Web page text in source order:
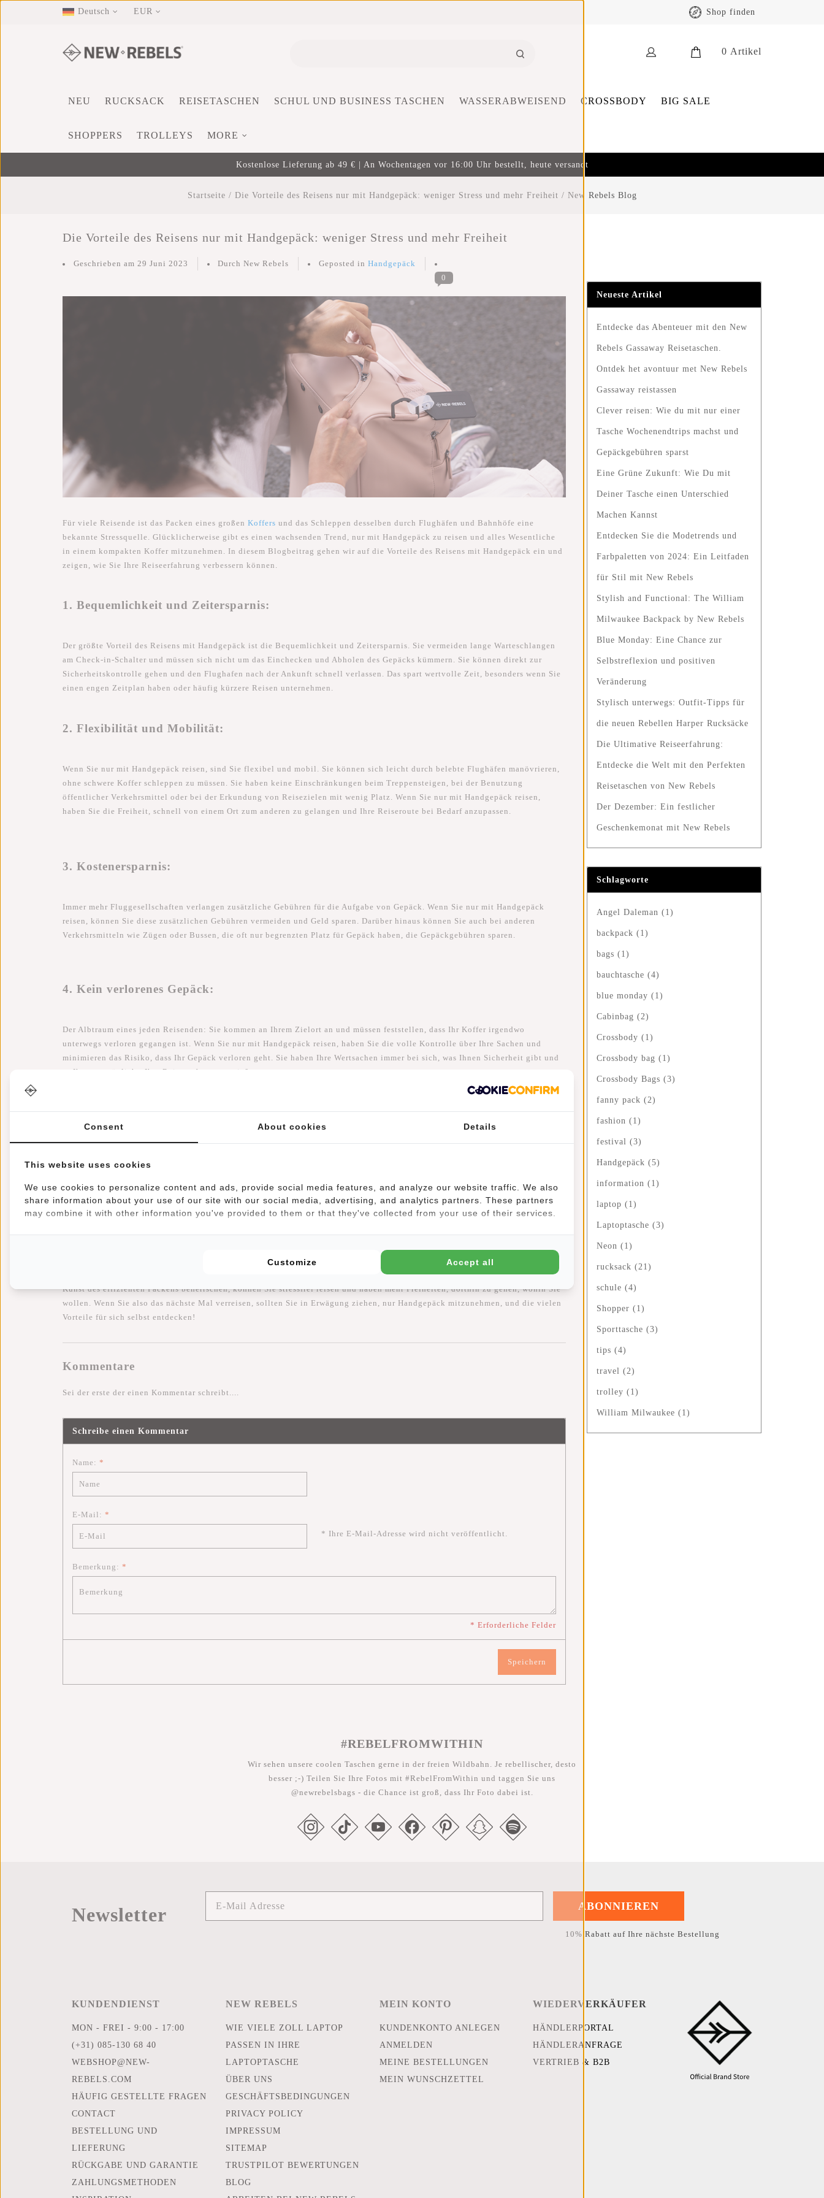
Deutsch EUR Shop finden
0 Artikel
NEU RUCKSACK REISETASCHEN SCHUL UND BUSINESS TASCHEN WASSERABWEISEND CROSSBODY BIG SALE
SHOPPERS TROLLEYS MORE
Kostenlose Lieferung ab 49 € | An Wochentagen vor 16:00 Uhr bestellt, heute versandt
Startseite / Die Vorteile des Reisens nur mit Handgepäck: weniger Stress und mehr Freiheit / New Rebels Blog
Die Vorteile des Reisens nur mit Handgepäck: weniger Stress und mehr Freiheit
Geschrieben am 29 Juni 2023 Durch New Rebels Geposted in Handgepäck
0
Für viele Reisende ist das Packen eines großen Koffers und das Schleppen desselben durch Flughäfen und Bahnhöfe eine
bekannte Stressquelle. Glücklicherweise gibt es einen wachsenden Trend, nur mit Handgepäck zu reisen und alles Wesentliche
in einem kompakten Koffer mitzunehmen. In diesem Blogbeitrag gehen wir auf die Vorteile des Reisens mit Handgepäck ein und
zeigen, wie Sie Ihre Reiseerfahrung verbessern können.
1. Bequemlichkeit und Zeitersparnis:
Der größte Vorteil des Reisens mit Handgepäck ist die Bequemlichkeit und Zeitersparnis. Sie vermeiden lange Warteschlangen
am Check-in-Schalter und müssen sich nicht um das Einchecken und Abholen des Gepäcks kümmern. Sie können direkt zur
Sicherheitskontrolle gehen und den Flughafen nach der Ankunft schnell verlassen. Das spart wertvolle Zeit, besonders wenn Sie
einen engen Zeitplan haben oder häufig kürzere Reisen unternehmen.
2. Flexibilität und Mobilität:
Wenn Sie nur mit Handgepäck reisen, sind Sie flexibel und mobil. Sie können sich leicht durch belebte Flughäfen manövrieren,
ohne schwere Koffer schleppen zu müssen. Sie haben keine Einschränkungen beim Treppensteigen, bei der Benutzung
öffentlicher Verkehrsmittel oder bei der Erkundung von Reisezielen mit wenig Platz. Wenn Sie nur mit Handgepäck reisen,
haben Sie die Freiheit, schnell von einem Ort zum anderen zu gelangen und Ihre Reiseroute bei Bedarf anzupassen.
3. Kostenersparnis:
Immer mehr Fluggesellschaften verlangen zusätzliche Gebühren für die Aufgabe von Gepäck. Wenn Sie nur mit Handgepäck
reisen, können Sie diese zusätzlichen Gebühren vermeiden und Geld sparen. Darüber hinaus können Sie auch bei anderen
Verkehrsmitteln wie Zügen oder Bussen, die oft nur begrenzten Platz für Gepäck haben, die Gepäckgebühren sparen.
4. Kein verlorenes Gepäck:
Der Albtraum eines jeden Reisenden: Sie kommen an Ihrem Zielort an und müssen feststellen, dass Ihr Koffer irgendwo
unterwegs verloren gegangen ist. Wenn Sie nur mit Handgepäck reisen, haben Sie die volle Kontrolle über Ihre Sachen und
minimieren das Risiko, dass Ihr Gepäck verloren geht. Sie haben Ihre Wertsachen immer bei sich, was Ihnen Sicherheit gibt und
es Ihnen ermöglicht, Ihre Reise sofort zu genießen.
5. Umweltfreundlich:
oder anderer Transportmittel, was zu einem geringeren Kraftstoffverbrauch und weniger Treibhausgasemissionen führt. Es ist nur
Schlussfolgerung:
Nur mit Handgepäck zu reisen, bietet zahlreiche Vorteile, darunter Bequemlichkeit, Zeitersparnis, Flexibilität, Kostenersparnis
und Seelenfrieden. Sie können mit leichtem Gepäck reisen, ohne sich mit schweren Koffern belasten zu müssen. Wenn Sie die
Kunst des effizienten Packens beherrschen, können Sie stressfrei reisen und haben mehr Freiheiten, dorthin zu gehen, wohin Sie
wollen. Wenn Sie also das nächste Mal verreisen, sollten Sie in Erwägung ziehen, nur Handgepäck mitzunehmen, und die vielen
Vorteile für sich selbst entdecken!
Kommentare
Sei der erste der einen Kommentar schreibt....
Schreibe einen Kommentar
Name: *
E-Mail: *
* Ihre E-Mail-Adresse wird nicht veröffentlicht.
Bemerkung: *
* Erforderliche Felder
Speichern
Neueste Artikel
Entdecke das Abenteuer mit den New
Rebels Gassaway Reisetaschen.
Ontdek het avontuur met New Rebels
Gassaway reistassen
Clever reisen: Wie du mit nur einer
Tasche Wochenendtrips machst und
Gepäckgebühren sparst
Eine Grüne Zukunft: Wie Du mit
Deiner Tasche einen Unterschied
Machen Kannst
Entdecken Sie die Modetrends und
Farbpaletten von 2024: Ein Leitfaden
für Stil mit New Rebels
Stylish and Functional: The William
Milwaukee Backpack by New Rebels
Blue Monday: Eine Chance zur
Selbstreflexion und positiven
Veränderung
Stylisch unterwegs: Outfit-Tipps für
die neuen Rebellen Harper Rucksäcke
Die Ultimative Reiseerfahrung:
Entdecke die Welt mit den Perfekten
Reisetaschen von New Rebels
Der Dezember: Ein festlicher
Geschenkemonat mit New Rebels
Schlagworte
Angel Daleman (1)
backpack (1)
bags (1)
bauchtasche (4)
blue monday (1)
Cabinbag (2)
Crossbody (1)
Crossbody bag (1)
Crossbody Bags (3)
fanny pack (2)
fashion (1)
festival (3)
Handgepäck (5)
information (1)
laptop (1)
Laptoptasche (3)
Neon (1)
rucksack (21)
schule (4)
Shopper (1)
Sporttasche (3)
tips (4)
travel (2)
trolley (1)
William Milwaukee (1)
#REBELFROMWITHIN
Wir sehen unsere coolen Taschen gerne in der freien Wildbahn. Je rebellischer, desto
besser ;-) Teilen Sie Ihre Fotos mit #RebelFromWithin und taggen Sie uns
@newrebelsbags - die Chance ist groß, dass Ihr Foto dabei ist.
Newsletter ABONNIEREN
10% Rabatt auf Ihre nächste Bestellung
KUNDENDIENST
MON - FREI - 9:00 - 17:00
(+31) 085-130 68 40
WEBSHOP@NEW-
REBELS.COM
HÄUFIG GESTELLTE FRAGEN
CONTACT
BESTELLUNG UND
LIEFERUNG
RÜCKGABE UND GARANTIE
ZAHLUNGSMETHODEN
NEW REBELS
WIE VIELE ZOLL LAPTOP
PASSEN IN IHRE
LAPTOPTASCHE
ÜBER UNS
GESCHÄFTSBEDINGUNGEN
PRIVACY POLICY
IMPRESSUM
SITEMAP
TRUSTPILOT BEWERTUNGEN
BLOG
MEIN KONTO
KUNDENKONTO ANLEGEN
ANMELDEN
MEINE BESTELLUNGEN
MEIN WUNSCHZETTEL
WIEDERVERKÄUFER
HÄNDLERPORTAL
HÄNDLERANFRAGE
VERTRIEB & B2B
Consent About cookies Details
This website uses cookies
We use cookies to personalize content and ads, provide social media features, and analyze our website traffic. We also
share information about your use of our site with our social media, advertising, and analytics partners. These partners
may combine it with other information you've provided to them or that they've collected from your use of their services.
Customize Accept all